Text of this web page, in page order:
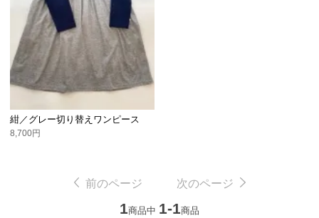
紺／グレー切り替えワンピース
8,700円
前のページ 次のページ
1商品中 1-1商品